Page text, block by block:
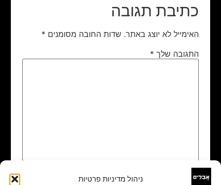
ניהול מדיניות פרטיות
כתיבת תגובה
האימייל לא יוצג באתר. שדות החובה מסומנים *
התגובה שלך *
שם